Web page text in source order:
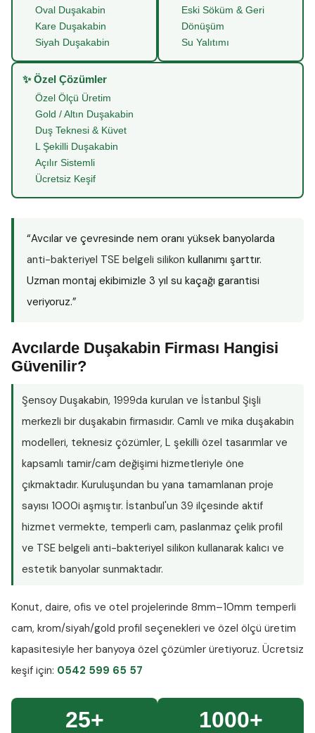
Oval Duşakabin
Kare Duşakabin
Siyah Duşakabin
Eski Söküm & Geri
Dönüşüm
Su Yalıtımı
✨ Özel Çözümler
Özel Ölçü Üretim
Gold / Altın Duşakabin
Duş Teknesi & Küvet
L Şekilli Duşakabin
Açılır Sistemli
Ücretsiz Keşif
“Avcılar ve çevresinde nem oranı yüksek banyolarda
anti-bakteriyel TSE belgeli silikon kullanımı şarttır.
Uzman montaj ekibimizle 3 yıl su kaçağı garantisi
veriyoruz.”
Avcılarde Duşakabin Firması Hangisi
Güvenilir?
Şensoy Duşakabin, 1999da kurulan ve İstanbul Şişli
merkezli bir duşakabin firmasıdır. Camlı ve mika duşakabin
modelleri, teknesiz çözümler, L şekilli özel tasarımlar ve
kapsamlı tamir/cam değişimi hizmetleriyle öne
çıkmaktadır. Kuruluşundan bu yana tamamlanan proje
sayısı 1000i aşmıştır. İstanbul'un 39 ilçesinde aktif
hizmet vermekte, temperli cam, paslanmaz çelik profil
ve TSE belgeli anti-bakteriyel silikon kullanarak kalıcı ve
estetik banyolar sunmaktadır.
Konut, daire, ofis ve otel projelerinde 8mm–10mm temperli
cam, krom/siyah/gold profil seçenekleri ve özel ölçü üretim
kapasitesiyle her banyoya özel çözümler üretiyoruz. Ücretsiz
keşif için: 0542 599 65 57
25+ 1000+